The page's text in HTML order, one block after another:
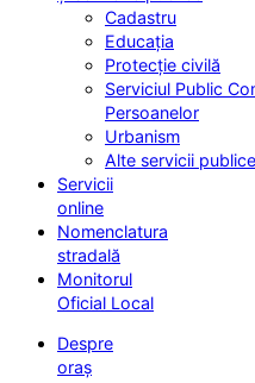
Cadastru
Educația
Protecție civilă
Serviciul Public
Persoanelor
Urbanism
Alte servicii publice
Servicii
online
Nomenclatura
stradală
Monitorul
Oficial Local
Despre
oraș